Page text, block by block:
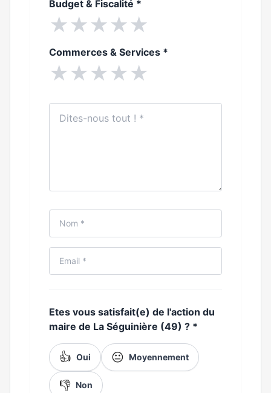
Budget & Fiscalité *
★★★★★
Commerces & Services *
★★★★★
Etes vous satisfait(e) de l'action du
maire de La Séguinière (49) ? *
👍 Oui 😐 Moyennement
👎 Non